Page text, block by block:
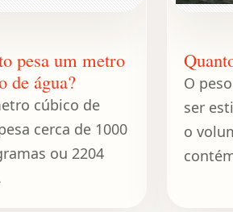
pesa um metro
de água?
cúbico de
cerca de 1000
ou 2204
O
ser
o